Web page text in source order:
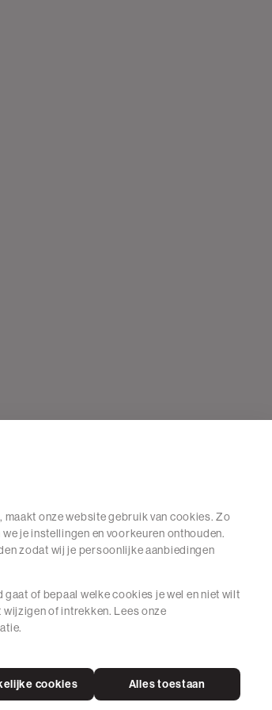
onze website gebruik van cookies. Zo
je instellingen en voorkeuren onthouden.
zodat wij je persoonlijke aanbiedingen
of bepaal welke cookies je wel en niet wilt
of intrekken. Lees onze
Alles toestaan
cookies